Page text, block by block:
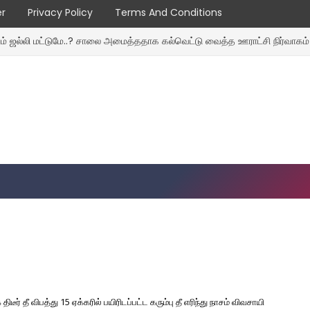
Privacy Policy Terms And Conditions
சாலை அமைத்ததாக கல்வெட்டு வைத்த ஊராட்சி நிர்வாகம் மீது
தீ விபத்து 15 ஏக்கரில் பயிரிடப்பட்ட கரும்பு தீ எரிந்து நாசம் விவசாயி